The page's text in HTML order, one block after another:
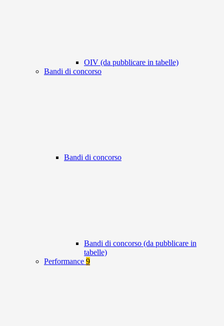
OIV (da pubblicare in tabelle)
Bandi di concorso
Bandi di concorso
Bandi di concorso (da pubblicare in
tabelle)
Performance 9